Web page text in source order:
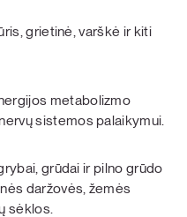
grietinė, varškė ir kiti
metabolizmo
sistemos palaikymui.
grūdai ir pilno grūdo
daržovės, žemės
sėklos.